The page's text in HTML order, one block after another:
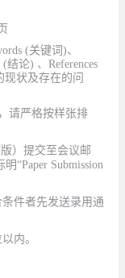
(关键词)、
(结论) 、References
状及存在的问
请严格按样张排
版）提交至会议邮
明 “Paper Submission
件者先发送录用通
内。